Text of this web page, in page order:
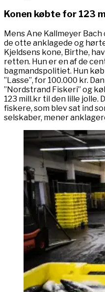
Konen købte for 123
Mens Ane Kallmeyer
de otte anklagede og
Kjeldsens kone, Birthe,
retten. Hun er en af de
bagmandspolitiet. Hun
”Lasse”, for 100.000 kr.
”Nordstrand Fiskeri” og
123 mill.kr til den lille jolle.
fiskere, som blev sat ind
selskaber, mener